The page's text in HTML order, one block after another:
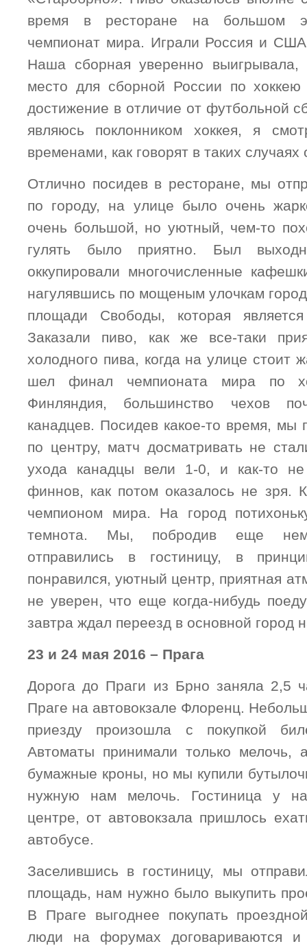
время в ресторане на большом
чемпионат мира. Играли Россия и
Наша сборная уверенно
место для сборной России по
достижение в отличие от футбольной
являюсь поклонником хоккея, я
временами, как говорят в таких случаях
Отлично посидев в ресторане, мы
по городу, на улице было очень
очень большой, но уютный, чем-то
гулять было приятно. Был
оккупировали многочисленные
нагулявшись по мощеным улочкам
площади Свободы, которая
Заказали пиво, как же все-таки
холодного пива, когда на улице стоит
шел финал чемпионата мира по
Финляндия, большинство чехов
канадцев. Посидев какое-то время, мы
по центру, матч досматривать не
ухода канадцы вели 1-0, и как-то
финнов, как потом оказалось не зря.
чемпионом мира. На город
темнота. Мы, побродив еще
отправились в гостиницу, в
понравился, уютный центр, приятная
не уверен, что еще когда-нибудь
завтра ждал переезд в основной город
23 и 24 мая 2016 – Прага
Дорога до Праги из Брно заняла 2,5
Праге на автовокзале Флоренц.
приезду произошла с покупкой
Автоматы принимали только мелочь,
бумажные кроны, но мы купили
нужную нам мелочь. Гостиница у
центре, от автовокзала пришлось
автобусе.
Заселившись в гостиницу, мы
площадь, нам нужно было выкупить
В Праге выгоднее покупать
люди на форумах договариваются и